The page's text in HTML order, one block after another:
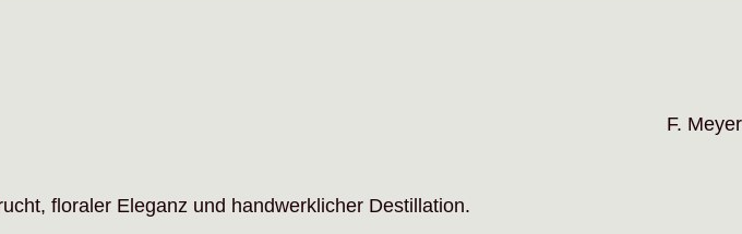
F. Meyer
floraler Eleganz und handwerklicher Destillation.